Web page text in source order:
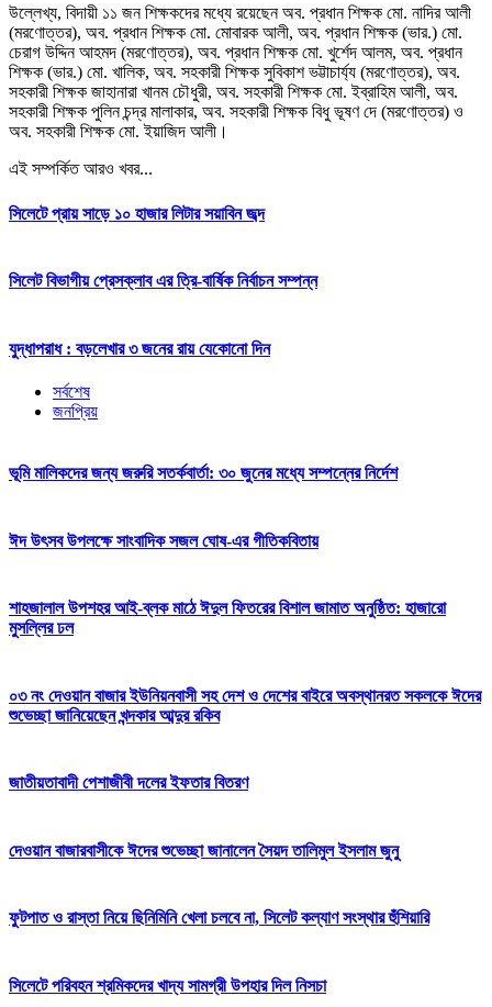
উল্লেখ্য, বিদায়ী ১১ জন শিক্ষকদের মধ্যে রয়েছেন অব. প্রধান শিক্ষক মাে. নাদির আলী
(মরণােত্তর), অব. প্রধান শিক্ষক মাে. মােবারক আলী, অব. প্রধান শিক্ষক (ভার.) মাে.
চেরাগ উদ্দিন আহমদ (মরণােত্তর), অব. প্রধান শিক্ষক মাে. খুর্শেদ আলম, অব. প্রধান
শিক্ষক (ভার.) মাে. খালিক, অব. সহকারী শিক্ষক সুবিকাশ ভট্টাচাৰ্য্য (মরণােত্তর), অব.
সহকারী শিক্ষক জাহানারা খানম চৌধুরী, অব. সহকারী শিক্ষক মাে. ইব্রাহিম আলী, অব.
সহকারী শিক্ষক পুলিন চন্দ্র মালাকার, অব. সহকারী শিক্ষক বিধু ভূষণ দে (মরণােত্তর) ও
অব. সহকারী শিক্ষক মাে. ইয়াজিদ আলী।
এই সম্পর্কিত আরও খবর...
সিলেটে প্রায় সাড়ে ১০ হাজার লিটার সয়াবিন জব্দ
সিলেট বিভাগীয় প্রেসক্লাব এর ত্রি-বার্ষিক নির্বাচন সম্পন্ন
যুদ্ধাপরাধ : বড়লেখার ৩ জনের রায় যেকোনো দিন
সর্বশেষ
জনপ্রিয়
ভূমি মালিকদের জন্য জরুরি সতর্কবার্তা: ৩০ জুনের মধ্যে সম্পন্নের নির্দেশ
ঈদ উৎসব উপলক্ষে সাংবাদিক সজল ঘোষ-এর গীতিকবিতায়
শাহজালাল উপশহর আই-ব্লক মাঠে ঈদুল ফিতরের বিশাল জামাত অনুষ্ঠিত: হাজারো
মুসল্লির ঢল
০৩ নং দেওয়ান বাজার ইউনিয়নবাসী সহ দেশ ও দেশের বাইরে অবস্থানরত সকলকে ঈদের
শুভেচ্ছা জানিয়েছেন খন্দকার আব্দুর রকিব
জাতীয়তাবাদী পেশাজীবী দলের ইফতার বিতরণ
দেওয়ান বাজারবাসীকে ঈদের শুভেচ্ছা জানালেন সৈয়দ তালিমুল ইসলাম জুনু
ফুটপাত ও রাস্তা নিয়ে ছিনিমিনি খেলা চলবে না, সিলেট কল্যাণ সংস্থার হুঁশিয়ারি
সিলেটে পরিবহন শ্রমিকদের খাদ্য সামগ্রী উপহার দিল নিসচা